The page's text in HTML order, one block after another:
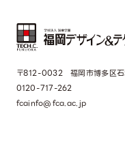
〒812-0032 福岡市博多区
0120-717-262
fcainfo@fca.ac.jp